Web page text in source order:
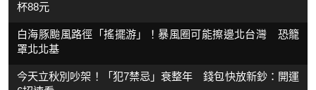
杯88元
白海豚颱風路徑「搖擺游」！暴風圈可能擦邊北台灣 恐籠
罩北北基
今天立秋別吵架！「犯7禁忌」衰整年 錢包快放新鈔：開運